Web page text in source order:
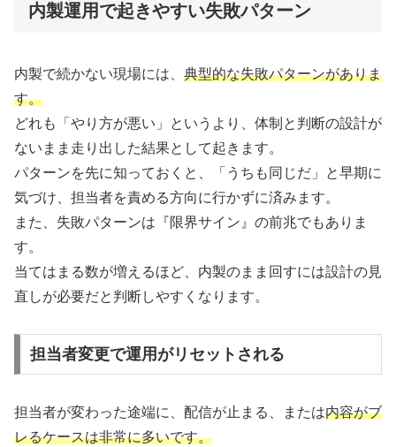
内製運用で起きやすい失敗パターン
内製で続かない現場には、 典型的な失敗パターンがありま
す。
どれも「やり方が悪い」というより、体制と判断の設計が
ないまま走り出した結果として起きます。
パターンを先に知っておくと、「うちも同じだ」と早期に
気づけ、担当者を責める方向に行かずに済みます。
また、失敗パターンは『限界サイン』の前兆でもありま
す。
当てはまる数が増えるほど、内製のまま回すには設計の見
直しが必要だと判断しやすくなります。
担当者変更で運用がリセットされる
担当者が変わった途端に、配信が止まる、または内容がブ
レるケースは非常に多いです。